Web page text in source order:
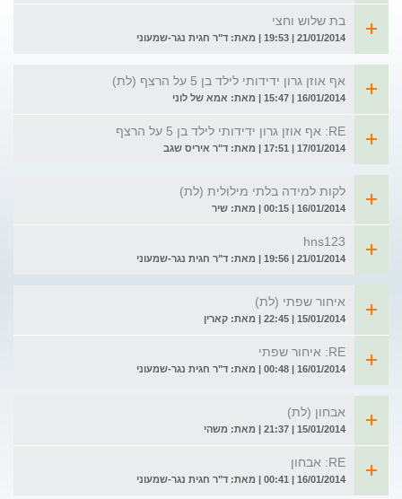
בת שלוש וחצי
21/01/2014 | 19:53 | מאת: ד"ר חגית נגר-שמעוני
אף אוזן גרון ידידותי לילד בן 5 על הרצף (לת)
16/01/2014 | 15:47 | מאת: אמא של לוני
RE: אף אוזן גרון ידידותי לילד בן 5 על הרצף
17/01/2014 | 17:51 | מאת: ד"ר איריס שגב
לקות למידה בלתי מילולית (לת)
16/01/2014 | 00:15 | מאת: שיר
hns123
21/01/2014 | 19:56 | מאת: ד"ר חגית נגר-שמעוני
איחור שפתי (לת)
15/01/2014 | 22:45 | מאת: קארין
RE: איחור שפתי
16/01/2014 | 00:48 | מאת: ד"ר חגית נגר-שמעוני
אבחון (לת)
15/01/2014 | 21:37 | מאת: משהי
RE: אבחון
16/01/2014 | 00:41 | מאת: ד"ר חגית נגר-שמעוני